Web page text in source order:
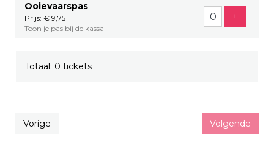
Ooievaarspas
Prijs: € 9,75
Toon je pas bij de kassa
+
Totaal: 0 tickets
Vorige Volgende